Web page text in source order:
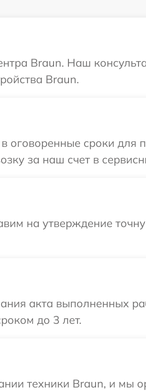
Braun. Наш
Braun.
сроки для
за наш счет в
на утверждение
акта выполненных
до 3 лет.
техники Braun, и мы